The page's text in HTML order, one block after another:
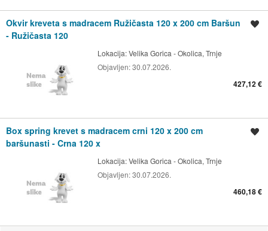
Okvir kreveta s madracem Ružičasta 120 x 200 cm Baršun
- Ružičasta 120
Lokacija:Velika Gorica - Okolica, Trnje
Objavljen:30.07.2026.
427,12 €
Box spring krevet s madracem crni 120 x 200 cm
baršunasti - Crna 120 x
Lokacija:Velika Gorica - Okolica, Trnje
Objavljen:30.07.2026.
460,18 €